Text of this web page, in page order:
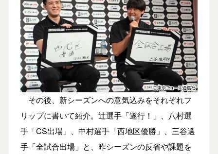
その後、新シーズンへの意気込みをそれぞれフ
リップに書いて紹介。辻選手「遂行！」、八村選
手「CS出場」、中村選手「西地区優勝」、三谷選
手「全試合出場」と、昨シーズンの反省や課題を